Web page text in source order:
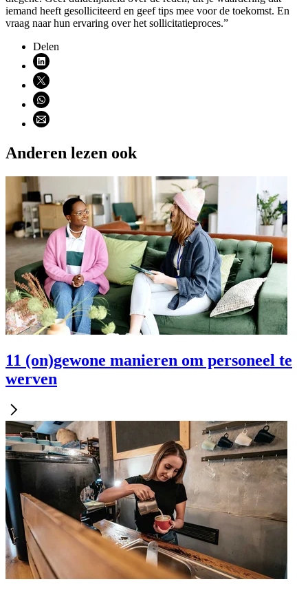
iemand heeft gesolliciteerd en geef tips mee voor de toekomst. En
vraag naar hun ervaring over het sollicitatieproces.”
Delen
Deel via LinkedIn (opent nieuw venster)
Deel via X (opent nieuw venster)
Deel via WhatsApp (opent WhatsApp)
Deel via email (opent email programma)
Anderen lezen ook
11 (on)gewone manieren om personeel te
werven